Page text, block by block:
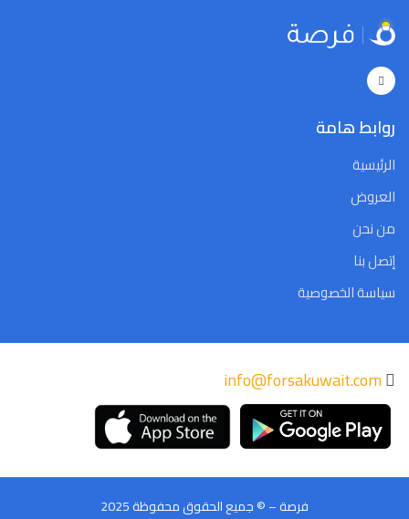
روابط هامة
الرئيسية
العروض
من نحن
إتصل بنا
سياسة الخصوصية
info@forsakuwait.com
فرصة – © جميع الحقوق محفوظة 2025